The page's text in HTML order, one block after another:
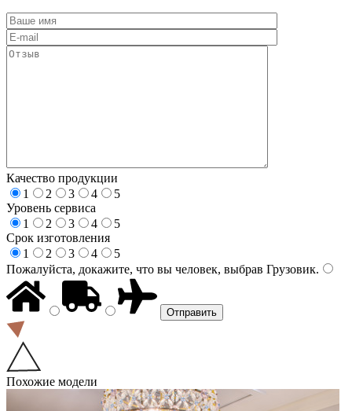
Качество продукции
1
2 3 4
5
Уровень сервиса
1
2 3 4
5
Срок изготовления
1
2 3 4
5
Пожалуйста, докажите, что вы человек, выбрав Грузовик.
Похожие модели